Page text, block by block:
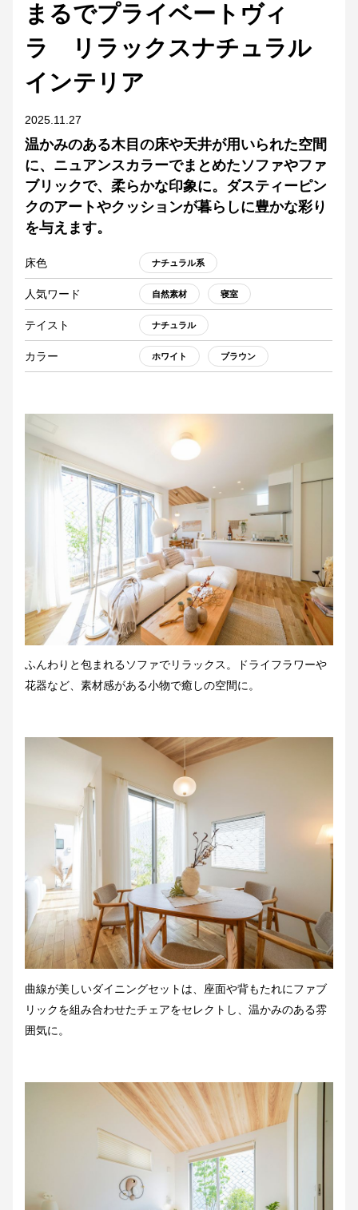
まるでプライベートヴィ
ラ リラックスナチュラル
インテリア
2025.11.27
温かみのある木目の床や天井が用いられた空間
に、ニュアンスカラーでまとめたソファやファ
ブリックで、柔らかな印象に。ダスティーピン
クのアートやクッションが暮らしに豊かな彩り
を与えます。
床色 ナチュラル系
人気ワード 自然素材 寝室
テイスト ナチュラル
カラー ホワイト ブラウン
ふんわりと包まれるソファでリラックス。ドライフラワーや
花器など、素材感がある小物で癒しの空間に。
曲線が美しいダイニングセットは、座面や背もたれにファブ
リックを組み合わせたチェアをセレクトし、温かみのある雰
囲気に。